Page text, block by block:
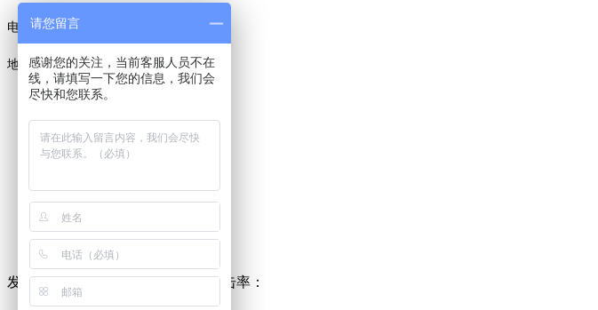
电话：0769-88342853
地址：东莞市虎门镇树田路119号1栋2楼
东莞新厂房
发布时间：2021-12-09 11:36:12点击率：
请您留言
感谢您的关注，当前客服人员不在
线，请填写一下您的信息，我们会
尽快和您联系。